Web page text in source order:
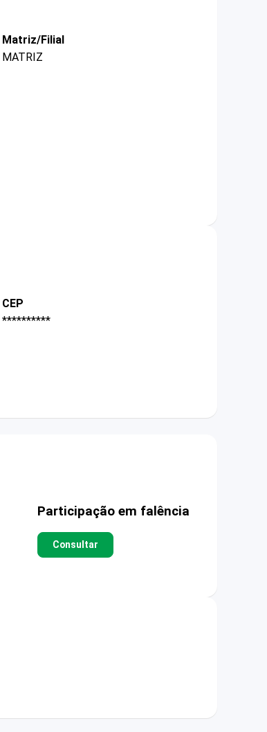
Matriz/Filial
MATRIZ
CEP
**********
Participação em falência
Consultar